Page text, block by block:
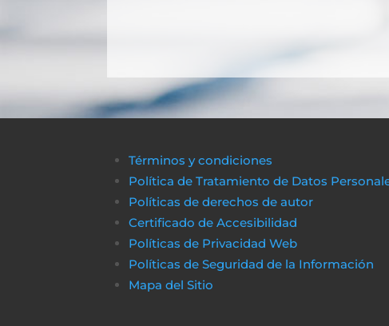
Términos y condiciones
Política de Tratamiento de Datos
Políticas de derechos de autor
Certificado de Accesibilidad
Políticas de Privacidad Web
Políticas de Seguridad de la Información
Mapa del Sitio